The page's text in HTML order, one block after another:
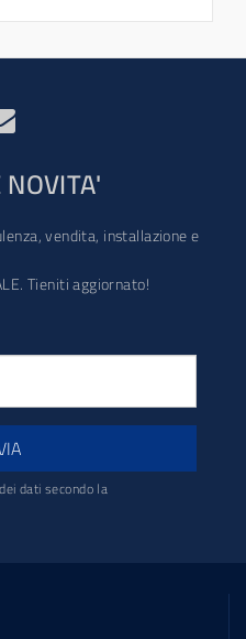
vendita, installazione e
Tieniti aggiornato!
dati secondo la